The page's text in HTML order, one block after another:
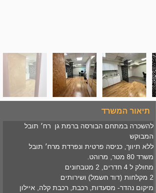
תיאור המשרד
להשכרה במתחם הבורסה ברמת גן  רח׳ תובל
המבוקש
ללא תיווך, כניסה פרטית ונפרדת מרח׳ תובל
משרד 80 מטר, מרוהט.
מחולק ל 4 חדרים, 2 מטבחונים
2 מקלחות (דוד חשמל) ושירותים
מיקום נהדר- מסעדות, רכבת, רכבת קלה, איילון